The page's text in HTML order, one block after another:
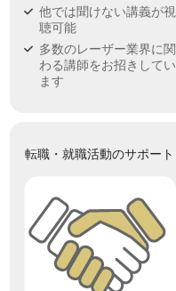
他では聞けない講義が視
聴可能
多数のレーザー業界に関
わる講師をお招きしてい
ます
転職・就職活動のサポート